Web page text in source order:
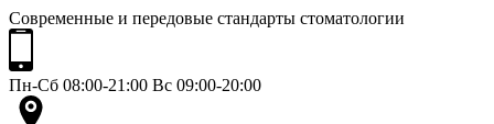
Современные и передовые стандарты стоматологии
Пн-Сб 08:00-21:00 Вс 09:00-20:00